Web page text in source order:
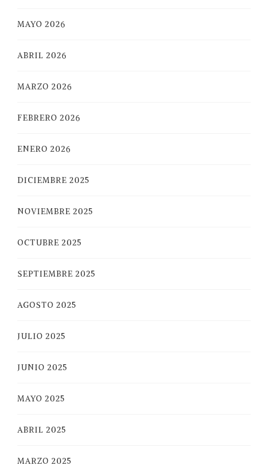
MAYO 2026
ABRIL 2026
MARZO 2026
FEBRERO 2026
ENERO 2026
DICIEMBRE 2025
NOVIEMBRE 2025
OCTUBRE 2025
SEPTIEMBRE 2025
AGOSTO 2025
JULIO 2025
JUNIO 2025
MAYO 2025
ABRIL 2025
MARZO 2025